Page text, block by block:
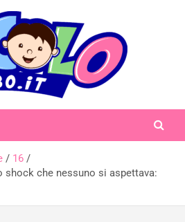
16
shock che nessuno si aspettava: